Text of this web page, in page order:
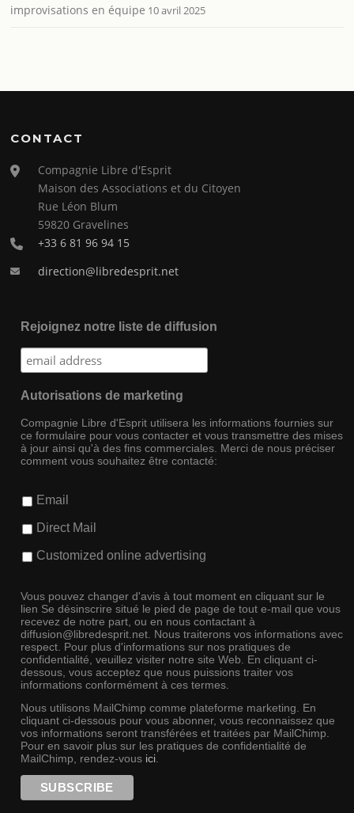
improvisations en équipe 10 avril 2025
CONTACT
Compagnie Libre d'Esprit
Maison des Associations et du Citoyen
Rue Léon Blum
59820 Gravelines
+33 6 81 96 94 15
direction@libredesprit.net
Rejoignez notre liste de diffusion
Autorisations de marketing
Compagnie Libre d'Esprit utilisera les informations fournies sur
ce formulaire pour vous contacter et vous transmettre des mises
à jour ainsi qu'à des fins commerciales. Merci de nous préciser
comment vous souhaitez être contacté:
Email
Direct Mail
Customized online advertising
Vous pouvez changer d'avis à tout moment en cliquant sur le
lien Se désinscrire situé le pied de page de tout e-mail que vous
recevez de notre part, ou en nous contactant à
diffusion@libredesprit.net. Nous traiterons vos informations avec
respect. Pour plus d'informations sur nos pratiques de
confidentialité, veuillez visiter notre site Web. En cliquant ci-
dessous, vous acceptez que nous puissions traiter vos
informations conformément à ces termes.
Nous utilisons MailChimp comme plateforme marketing. En
cliquant ci-dessous pour vous abonner, vous reconnaissez que
vos informations seront transférées et traitées par MailChimp.
Pour en savoir plus sur les pratiques de confidentialité de
MailChimp, rendez-vous ici.